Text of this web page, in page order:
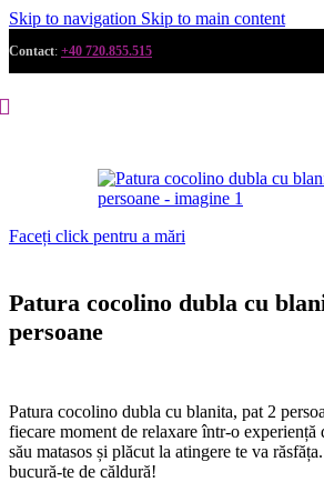
Skip to navigation Skip to main content
Contact: +40 720.855.515
Faceți click pentru a mări
Patura cocolino dubla cu
persoane
Patura cocolino dubla cu blanita, pat 2
fiecare moment de relaxare într-o
său matasos și plăcut la atingere te va
bucură-te de căldură!